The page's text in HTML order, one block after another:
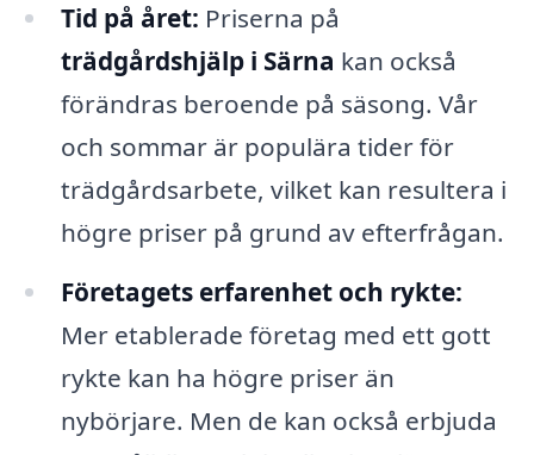
Tid på året: Priserna på
trädgårdshjälp i Särna kan också
förändras beroende på säsong. Vår
och sommar är populära tider för
trädgårdsarbete, vilket kan resultera i
högre priser på grund av efterfrågan.
Företagets erfarenhet och rykte:
Mer etablerade företag med ett gott
rykte kan ha högre priser än
nybörjare. Men de kan också erbjuda